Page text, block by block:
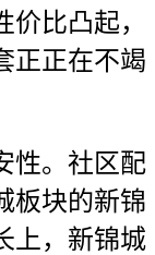
比凸起，
正正在不竭
。社区配
板块的新锦
上，新锦城